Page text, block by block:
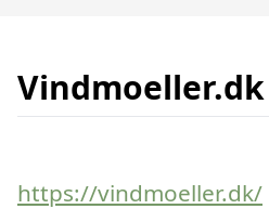
Vindmoeller.dk
https://vindmoeller.dk/